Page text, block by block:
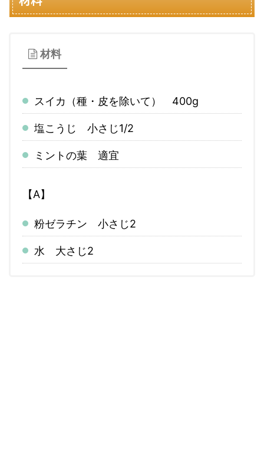
材料
スイカ（種・皮を除いて） 400g
塩こうじ 小さじ1/2
ミントの葉 適宜
【A】
粉ゼラチン 小さじ2
水 大さじ2